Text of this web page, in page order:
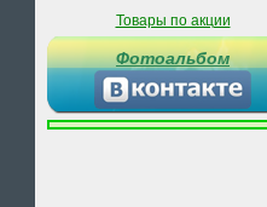
Товары по акции
Фотоальбом